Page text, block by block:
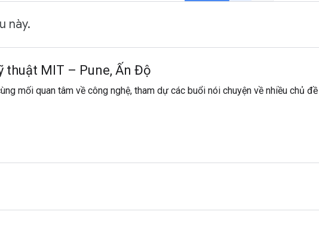
này.
thuật MIT – Pune, Ấn Độ
mối quan tâm về công nghệ, tham dự các buổi nói chuyện về nhiều chủ